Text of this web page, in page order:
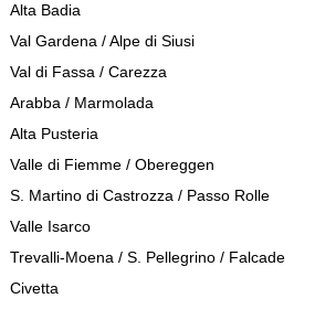
Alta Badia
Val Gardena / Alpe di Siusi
Val di Fassa / Carezza
Arabba / Marmolada
Alta Pusteria
Valle di Fiemme / Obereggen
S. Martino di Castrozza / Passo Rolle
Valle Isarco
Trevalli-Moena / S. Pellegrino / Falcade
Civetta